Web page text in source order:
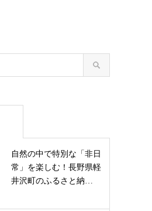
自然の中で特別な「非日
常」を楽しむ！長野県軽
井沢町のふるさと納…